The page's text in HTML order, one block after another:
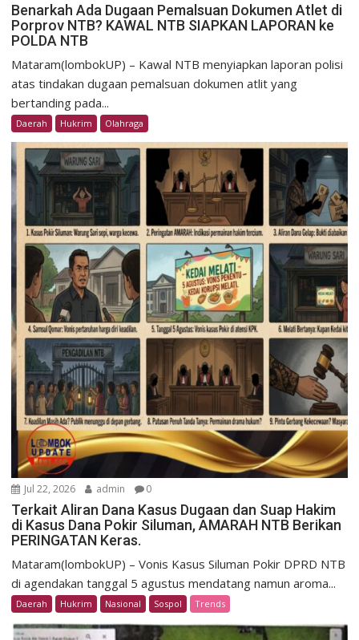
Benarkah Ada Dugaan Pemalsuan Dokumen Atlet di
Porprov NTB? KAWAL NTB SIAPKAN LAPORAN ke
POLDA NTB
Mataram(lombokUP) – Kawal NTB menyiapkan laporan polisi
atas tindakan dugaan pemalsuan dokumen atlit yang
bertanding pada...
Daerah Hukrim Olahraga
Jul 22, 2026 admin 0
Terkait Aliran Dana Kasus Dugaan dan Suap Hakim
di Kasus Dana Pokir Siluman, AMARAH NTB Berikan
PERINGATAN Keras.
Mataram(lombokUP) – Vonis Kasus Siluman Pokir DPRD NTB
di agendakan tanggal 5 agustus mendatang namun aroma...
Daerah Hukrim Nasional Sospol Trends